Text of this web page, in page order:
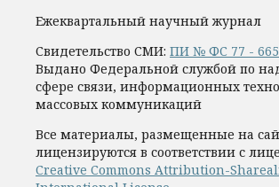
Ежеквартальный научный журнал
Свидетельство СМИ: ПИ № ФС 77 -
Выдано Федеральной службой по
сфере связи, информационных
массовых коммуникаций
Все материалы, размещенные на
лицензируются в соответствии с
Creative Commons Attribution-